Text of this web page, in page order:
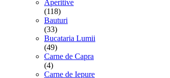
Aperitive
(118)
Bauturi
(33)
Bucataria Lumii
(49)
Carne de Capra
(4)
Carne de Iepure